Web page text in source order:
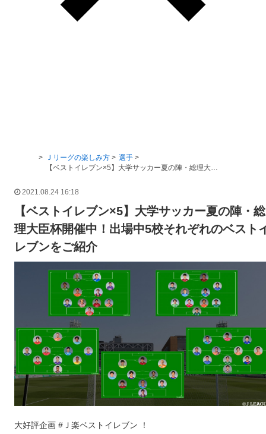
Ｊリーグ TOP
Ｊリーグの楽しみ方
選手
2021.08.24 16:18
【ベストイレブン×5】大学サッカー夏の陣・総
理大臣杯開催中！出場中5校それぞれのベスト
レブンをご紹介
大好評企画 #Ｊ楽ベストイレブン ！